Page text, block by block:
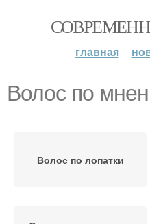
главная
Волос по
Волос по лопатки